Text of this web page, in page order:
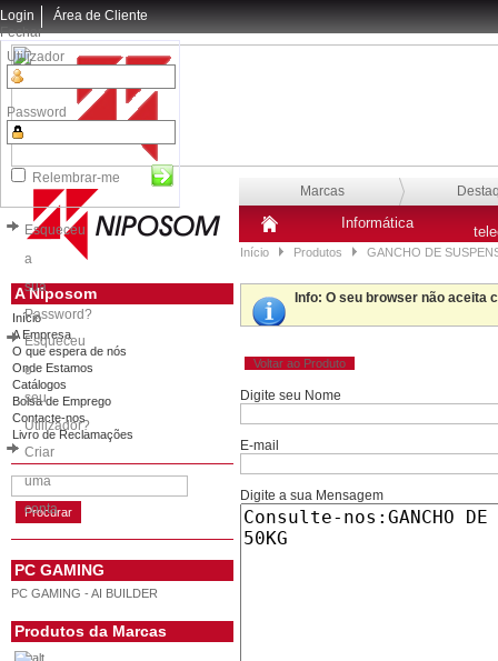
Login
Fechar
Utilizador
Password
Relembrar-me
Esqueceu
a
sua
Password?
Esqueceu
o
seu
Utilizador?
Criar
uma
conta
Área de Cliente
Marcas
Informática
Início Produtos GANCHO DE
A Niposom
Início
A Empresa
O que espera de nós
Onde Estamos
Catálogos
Bolsa de Emprego
Contacte-nos
Livro de Reclamações
PC GAMING
PC GAMING - AI BUILDER
Produtos da Marcas
Info: O seu browser não aceita
Voltar ao Produto
Digite seu Nome
E-mail
Digite a sua Mensagem